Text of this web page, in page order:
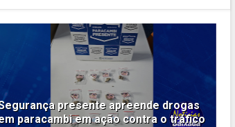
presente apreende drogas
paracambi em ação contra o tráfico